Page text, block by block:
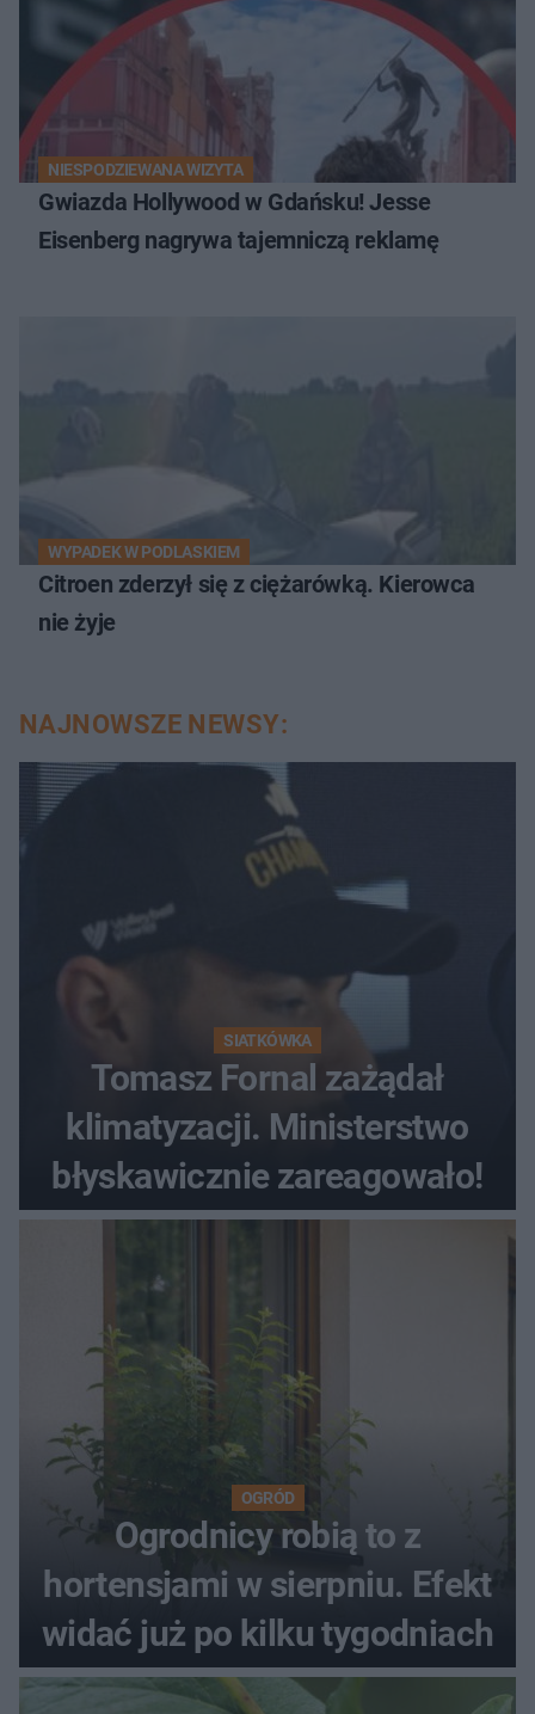
NIESPODZIEWANA WIZYTA
Gwiazda Hollywood w Gdańsku! Jesse
Eisenberg nagrywa tajemniczą reklamę
WYPADEK W PODLASKIEM
Citroen zderzył się z ciężarówką. Kierowca
nie żyje
NAJNOWSZE NEWSY:
SIATKÓWKA
Tomasz Fornal zażądał
klimatyzacji. Ministerstwo
błyskawicznie zareagowało!
OGRÓD
Ogrodnicy robią to z
hortensjami w sierpniu. Efekt
widać już po kilku tygodniach